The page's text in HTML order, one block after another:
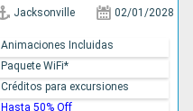
Jacksonville 02/01/2028
Animaciones Incluidas
Paquete WiFi*
Créditos para excursiones
Hasta 50% Off